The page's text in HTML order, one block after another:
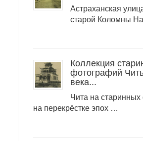
Астраханская
старой Коломны
Коллекция
фотографий
века...
Чита на старинных
на перекрёстке эпох …